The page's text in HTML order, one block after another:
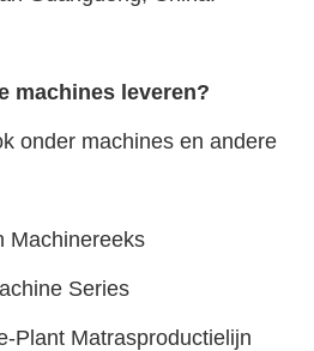
machines leveren?
onder machines en andere
Machinereeks
Series
Plant Matrasproductielijn